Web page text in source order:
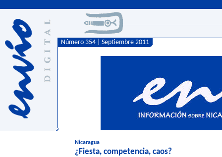
Número 354 | Septiembre 2011
Nicaragua
¿Fiesta, competencia, caos?